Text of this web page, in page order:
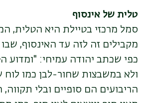
טלית של אינסוף
סמל מרכזי בטיילת היא הטלית,
מקבילים זה לזה עד האינסוף,
כפי שכתב יהודה עמיחי: "ומדוע
ולא במשבצות שחור-לבן כמו לוח
הריבועים הם סופיים ובלי